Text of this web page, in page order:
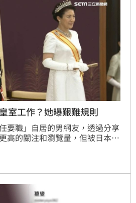
室工作？她曝艱難規則
要職」自居的男網友，透過分享
高的關注和瀏覽量，但被日本人
是不可能的，特別是「要職」。
於「國家公務員」，所以有國籍
職員工，也有守秘義務，根本不
侃侃而談內幕。